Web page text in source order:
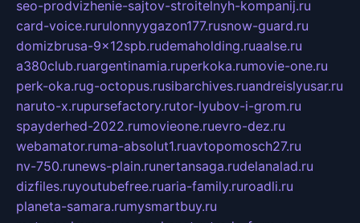
seo-prodvizhenie-sajtov-stroitelnyh-kompanij.ru
card-voice.rurulonnyygazon177.rusnow-guard.ru
domizbrusa-9x12spb.rudemaholding.ruaalse.ru
a380club.ruargentinamia.ruperkoka.rumovie-one.ru
perk-oka.rug-octopus.rusibarchives.ruandreislyusar.ru
naruto-x.rupursefactory.rutor-lyubov-i-grom.ru
spayderhed-2022.rumovieone.ruevro-dez.ru
webamator.ruma-absolut1.ruavtopomosch27.ru
nv-750.runews-plain.runertansaga.rudelanalad.ru
dizfiles.ruyoutubefree.ruaria-family.ruroadli.ru
planeta-samara.rumysmartbuy.ru